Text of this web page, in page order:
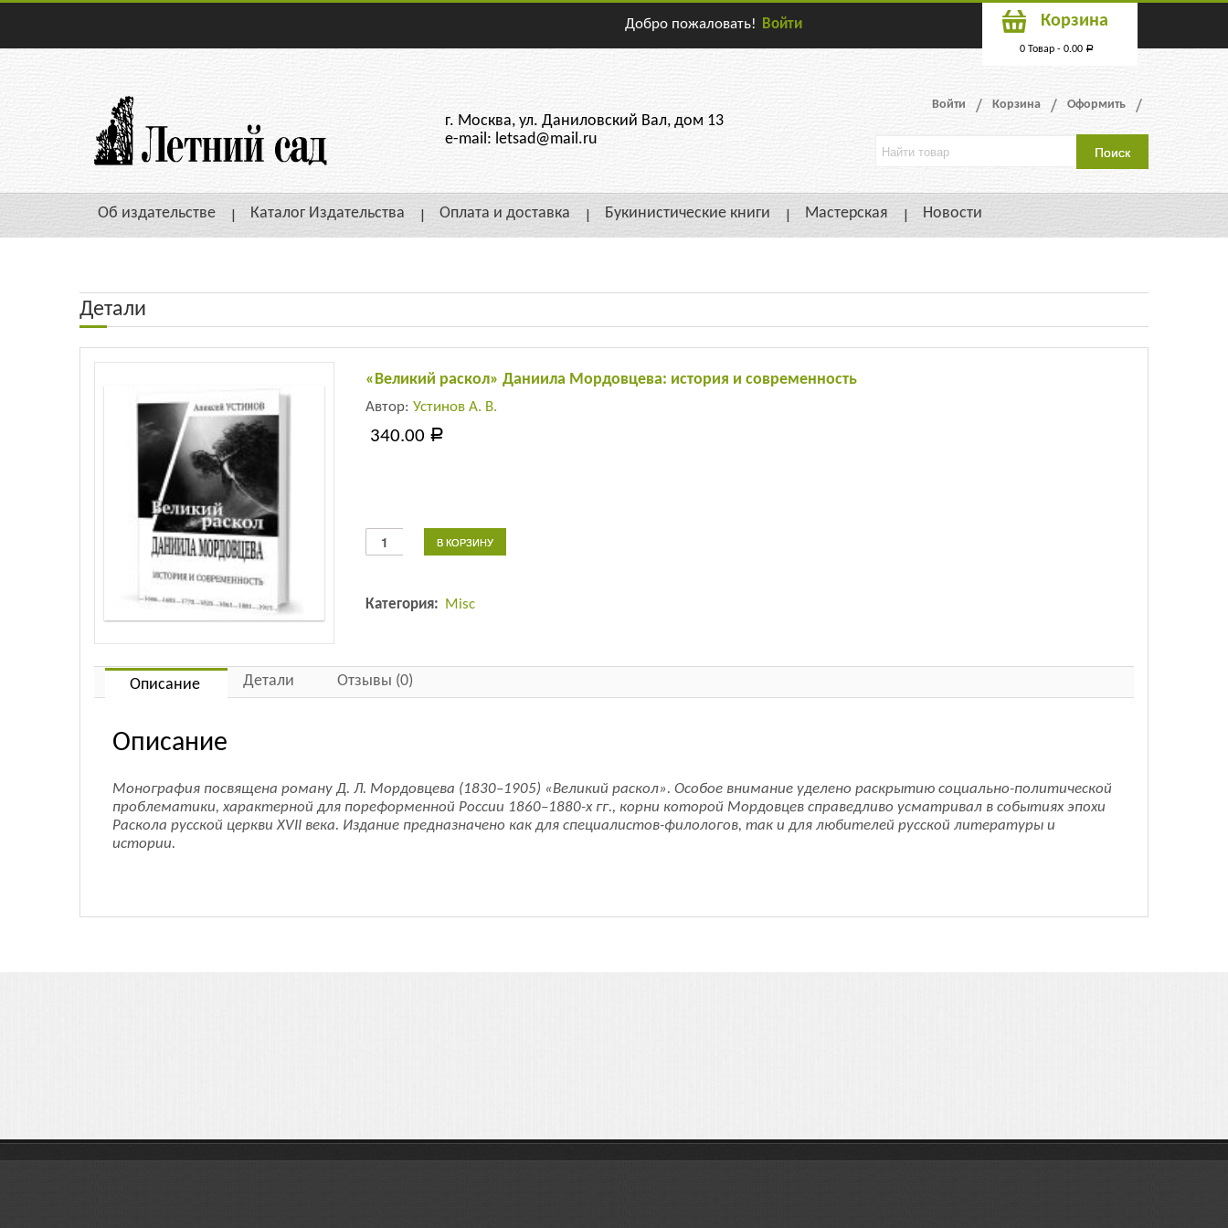
Добро пожаловать! Войти Корзина
0 Товар - 0.00 Р
г. Москва, ул. Даниловский Вал, дом 13
e-mail: letsad@mail.ru
Войти Корзина Оформить
Об издательстве Каталог Издательства Оплата и доставка Букинистические книги Мастерская Новости
Детали
«Великий раскол» Даниила Мордовцева: история и современность
Автор: Устинов А. В.
340.00 Р
Количество
товара
Даниила
и
современность
В КОРЗИНУ
Категория: Misc
Описание Детали Отзывы (0)
Описание
Монография посвящена роману Д. Л. Мордовцева (1830–1905) «Великий раскол». Особое внимание уделено раскрытию социально-политической
проблематики, характерной для пореформенной России 1860–1880-х гг., корни которой Мордовцев справедливо усматривал в событиях эпохи
Раскола русской церкви XVII века. Издание предназначено как для специалистов-филологов, так и для любителей русской литературы и
истории.